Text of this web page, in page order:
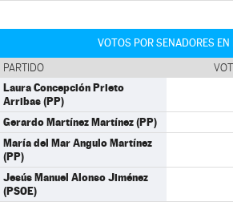
VOTOS POR SENADORES EN
PARTIDO
Laura Concepción Prieto
Arribas (PP)
Gerardo Martínez Martínez (PP)
María del Mar Angulo Martínez
(PP)
Jesús Manuel Alonso Jiménez
(PSOE)